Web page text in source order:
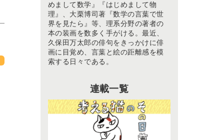
めまして数学』『はじめまして物
理』、大栗博司著『数学の言葉で世
界を見たら』等、理系分野の著者の
本の装画を数多く手がける。最近、
久保田万太郎の俳句をきっかけに俳
画に目覚め、言葉と絵の距離感を模
索する日々である。
連載一覧